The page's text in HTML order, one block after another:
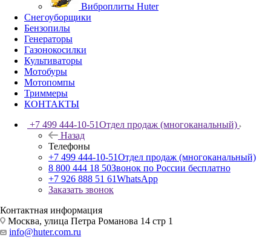
Виброплиты Huter
Снегоуборщики
Бензопилы
Генераторы
Газонокосилки
Культиваторы
Мотобуры
Мотопомпы
Триммеры
КОНТАКТЫ
+7 499 444-10-51Отдел продаж (многоканальный)
Назад
Телефоны
+7 499 444-10-51Отдел продаж (многоканальный)
8 800 444 18 50Звонок по России бесплатно
+7 926 888 51 61WhatsApp
Заказать звонок
Контактная информация
Москва, улица Петра Романова 14 стр 1
info@huter.com.ru